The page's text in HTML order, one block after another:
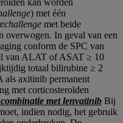
kan worden
) met één
met beide
overwogen. In geval van een
conform de SPC van
van ALAT of ASAT ≥ 10
totaal bilirubine ≥ 2
axitinib permanent
met corticosteroïden
met lenvatinib Bij
indien nodig, het gebruik